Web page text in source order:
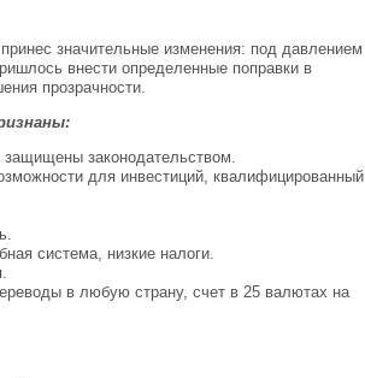
значительные изменения: под давлением
внести определенные поправки в
прозрачности.
законодательством.
для инвестиций, квалифицированный
система, низкие налоги.
в любую страну, счет в 25 валютах на